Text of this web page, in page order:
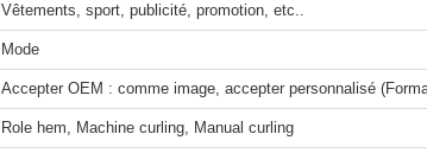
Vêtements, sport, publicité, promotion, etc..
Mode
Accepter OEM : comme image, accepter personnalisé
Role hem, Machine curling, Manual curling